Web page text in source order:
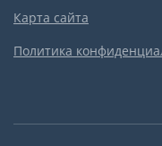
Карта сайта
Политика